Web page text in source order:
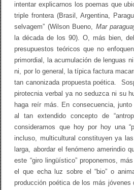
intentar explicarnos los poemas que
triple frontera (Brasil, Argentina,
selvagem” (Wilson Bueno, Mar
la década de los 90). O, más bien,
presupuestos teóricos que no
primordial, la acumulación de lenguas
ni, por lo general, la típica factura
tan canonizada propuesta poética.
pirotecnia verbal ya no seduzca ni su
haga reír más. En consecuencia,
al tan extendido concepto de
consideramos que hoy por hoy una
incluso, multicultural constituyen ya
larga, abordar el fenómeno amerindio
este “giro lingüístico” proponemos,
el que echa luz sobre el “bio” o
producción poética de los más jóvenes